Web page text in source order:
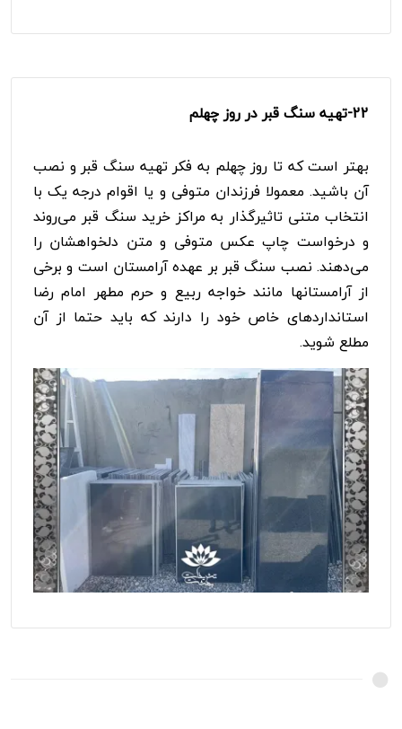
22- تهیه سنگ قبر در روز چهلم
بهتر است که تا روز چهلم به فکر تهیه سنگ قبر و نصب
آن باشید. معمولا فرزندان متوفی و یا اقوام درجه یک با
انتخاب متنی تاثیرگذار به مراکز خرید سنگ قبر می‌روند
و درخواست چاپ عکس متوفی و متن دلخواهشان را
می‌دهند. نصب سنگ قبر بر عهده آرامستان است و برخی
از آرامستانها مانند خواجه ربیع و حرم مطهر امام رضا
استانداردهای خاص خود را دارند که باید حتما از آن
مطلع شوید.